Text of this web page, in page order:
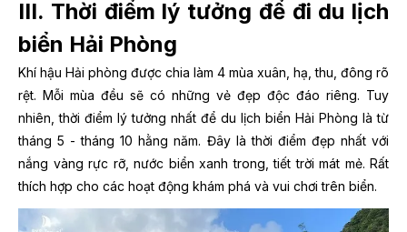
III. Thời điểm lý tưởng để đi du lịch
biển Hải Phòng
Khí hậu Hải phòng được chia làm 4 mùa xuân, hạ, thu, đông rõ
rệt. Mỗi mùa đều sẽ có những vẻ đẹp độc đáo riêng. Tuy
nhiên, thời điểm lý tưởng nhất để du lịch biển Hải Phòng là từ
tháng 5 - tháng 10 hằng năm. Đây là thời điểm đẹp nhất với
nắng vàng rực rỡ, nước biển xanh trong, tiết trời mát mẻ. Rất
thích hợp cho các hoạt động khám phá và vui chơi trên biển.